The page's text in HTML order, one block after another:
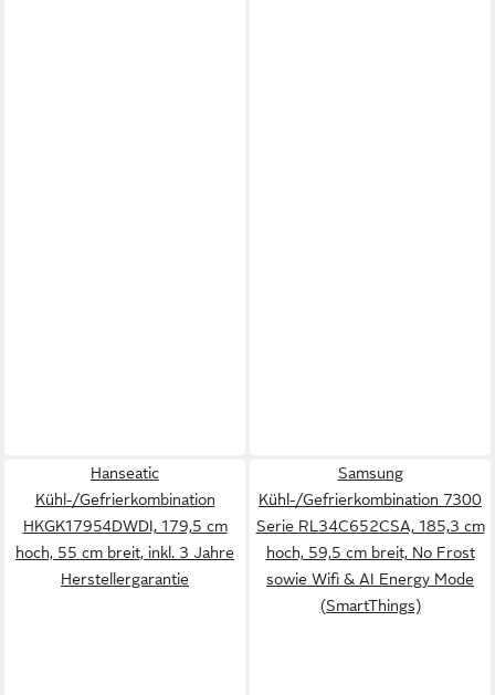
Hanseatic
Kühl-/Gefrierkombination
HKGK17954DWDI, 179,5 cm
hoch, 55 cm breit, inkl. 3 Jahre
Herstellergarantie
Samsung
Kühl-/Gefrierkombination 7300
Serie RL34C652CSA, 185,3 cm
hoch, 59,5 cm breit, No Frost
sowie Wifi & AI Energy Mode
(SmartThings)